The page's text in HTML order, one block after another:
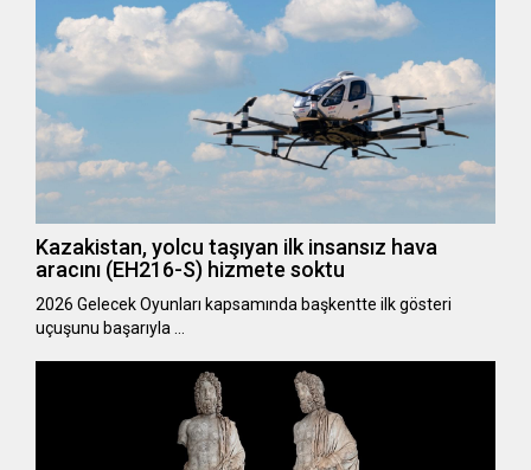
Kazakistan, yolcu taşıyan ilk insansız hava
aracını (EH216-S) hizmete soktu
2026 Gelecek Oyunları kapsamında başkentte ilk gösteri
uçuşunu başarıyla …